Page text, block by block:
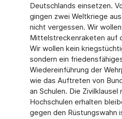
Deutschlands einsetzen.
gingen zwei Weltkriege
nicht vergessen. Wir
Mittelstreckenraketen auf
Wir wollen kein
sondern ein
Wiedereinführung der
wie das Auftreten von
an Schulen. Die Zivilklausel
Hochschulen erhalten
gegen den Rüstungswahn